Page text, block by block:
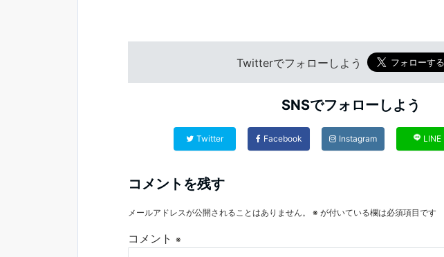
Twitterでフォローしよう
SNSでフォローしよう
Twitter Facebook Instagram LINE
コメントを残す
メールアドレスが公開されることはありません。 ※ が付いている欄は必須項目です
コメント ※